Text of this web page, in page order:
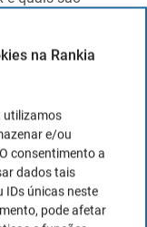
na Rankia
utilizamos
e/ou
consentimento a
dados tais
IDs únicas neste
pode afetar
o Forex pode
conta em
permite que
quais pode
adquiriu ou